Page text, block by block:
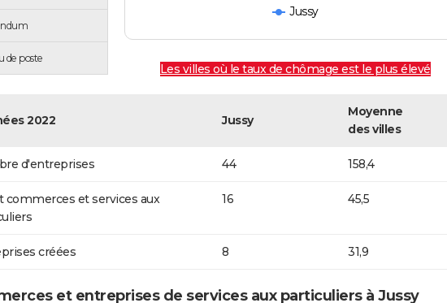
de poste
Jussy
Les villes où le taux de chômage est le plus élevé
2022 Jussy
Moyenne
des villes
d'entreprises 44 158,4
commerces et services aux
16 45,5
créées 8 31,9
et entreprises de services aux particuliers à Jussy